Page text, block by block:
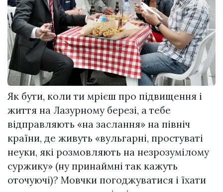
Як бути, коли ти мрієш про підвищення і
життя на Лазурному березі, а тебе
відправляють «на заслання» на північ
країни, де живуть «вульгарні, простуваті
неуки, які розмовляють на незрозумілому
суржику» (ну принаймні так кажуть
оточуючі)? Мовчки погоджуватися і їхати